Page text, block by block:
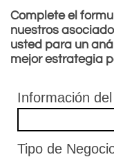
Complete el
nuestros
usted para un
mejor estrategia
Información
Tipo de